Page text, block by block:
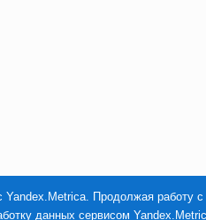
Yandex.Metrica. Продолжая работу
данных сервисом